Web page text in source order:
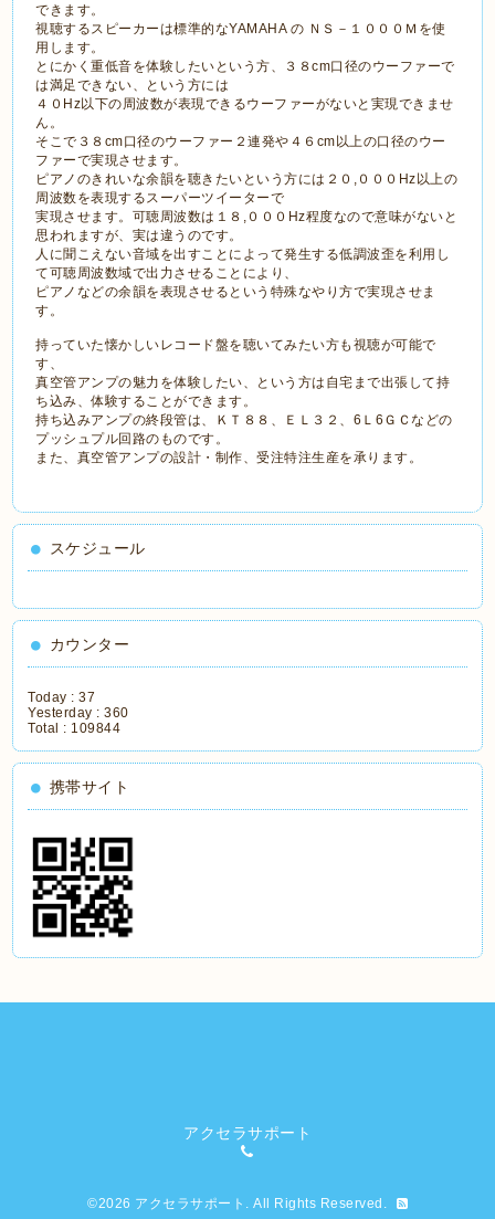
できます。
視聴するスピーカーは標準的なYAMAHA の ＮＳ－１０００Ｍを使
用します。
とにかく重低音を体験したいという方、３８cm口径のウーファーで
は満足できない、という方には
４０Hz以下の周波数が表現できるウーファーがないと実現できませ
ん。
そこで３８cm口径のウーファー２連発や４６cm以上の口径のウー
ファーで実現させます。
ピアノのきれいな余韻を聴きたいという方には２０,０００Hz以上の
周波数を表現するスーパーツイーターで
実現させます。可聴周波数は１８,０００Hz程度なので意味がないと
思われますが、実は違うのです。
人に聞こえない音域を出すことによって発生する低調波歪を利用し
て可聴周波数域で出力させることにより、
ピアノなどの余韻を表現させるという特殊なやり方で実現させま
す。
持っていた懐かしいレコード盤を聴いてみたい方も視聴が可能で
す、
真空管アンプの魅力を体験したい、という方は自宅まで出張して持
ち込み、体験することができます。
持ち込みアンプの終段管は、ＫＴ８８、ＥＬ３２、6Ｌ6ＧＣなどの
プッシュプル回路のものです。
また、真空管アンプの設計・制作、受注特注生産を承ります。
スケジュール
カウンター
Today :37
Yesterday :360
Total : 109844
携帯サイト
アクセラサポート
©2026 アクセラサポート . All Rights Reserved.